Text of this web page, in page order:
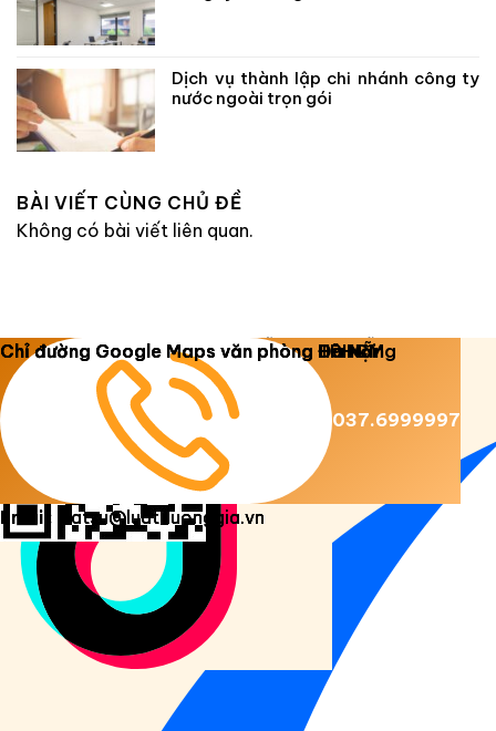
Dịch vụ thành lập chi nhánh công ty
nước ngoài trọn gói
BÀI VIẾT CÙNG CHỦ ĐỀ
Không có bài viết liên quan.
Copyright 2026 © Luật Dương Gia